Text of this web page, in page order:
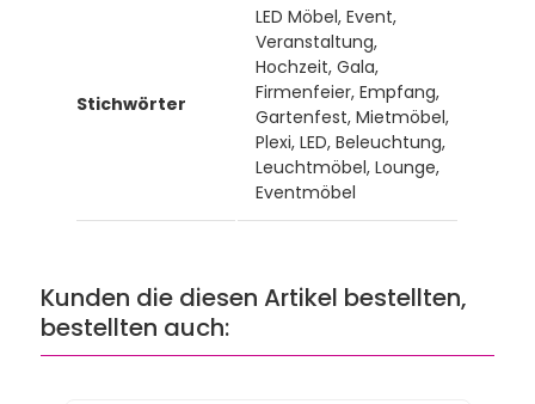
Stichwörter
LED Möbel, Event,
Veranstaltung,
Hochzeit, Gala,
Firmenfeier, Empfang,
Gartenfest, Mietmöbel,
Plexi, LED, Beleuchtung,
Leuchtmöbel, Lounge,
Eventmöbel
Kunden die diesen Artikel bestellten,
bestellten auch: